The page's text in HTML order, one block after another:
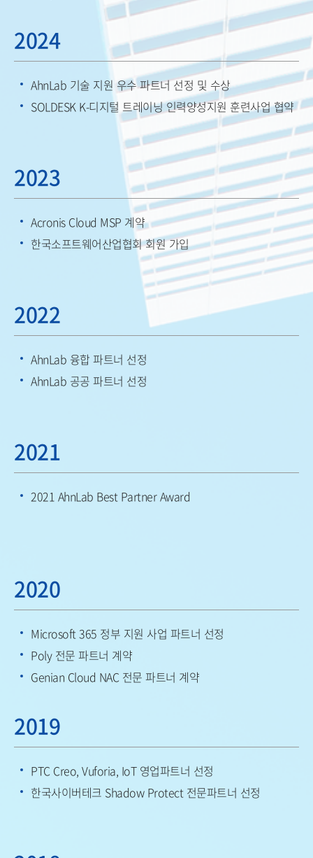
2024
AhnLab 기술 지원 우수 파트너 선정 및 수상
SOLDESK K-디지털 트레이닝 인력양성지원 훈련사업 협약
2023
Acronis Cloud MSP 계약
한국소프트웨어산업협회 회원 가입
2022
AhnLab 융합 파트너 선정
AhnLab 공공 파트너 선정
2021
2021 AhnLab Best Partner Award
2020
Microsoft 365 정부 지원 사업 파트너 선정
Poly 전문 파트너 계약
Genian Cloud NAC 전문 파트너 계약
2019
PTC Creo, Vuforia, IoT 영업파트너 선정
한국사이버테크 Shadow Protect 전문파트너 선정